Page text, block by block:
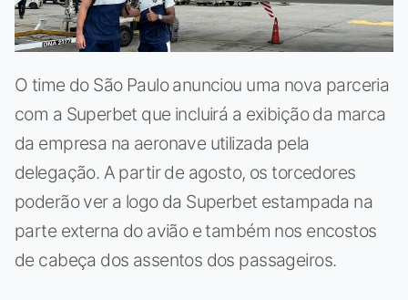
O time do São Paulo anunciou uma nova parceria
com a Superbet que incluirá a exibição da marca
da empresa na aeronave utilizada pela
delegação. A partir de agosto, os torcedores
poderão ver a logo da Superbet estampada na
parte externa do avião e também nos encostos
de cabeça dos assentos dos passageiros.